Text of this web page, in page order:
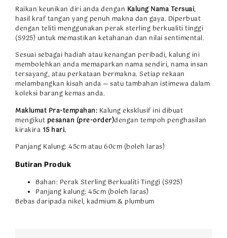
Raikan keunikan diri anda dengan Kalung Nama Tersuai,
hasil kraf tangan yang penuh makna dan gaya. Diperbuat
dengan teliti menggunakan perak sterling berkualiti tinggi
(S925) untuk memastikan ketahanan dan nilai sentimental.
Sesuai sebagai hadiah atau kenangan peribadi, kalung ini
membolehkan anda memaparkan nama sendiri, nama insan
tersayang, atau perkataan bermakna. Setiap rekaan
melambangkan kisah anda — satu tambahan istimewa dalam
koleksi barang kemas anda.
Maklumat Pra-tempahan: Kalung eksklusif ini dibuat
mengikut pesanan (pre-order)dengan tempoh penghasilan
kirakira 15 hari.
Panjang Kalung: 45cm atau 60cm (boleh laras)
Butiran Produk
Bahan: Perak Sterling Berkualiti Tinggi (S925)
Panjang kalung: 45cm (boleh laras)
Bebas daripada nikel, kadmium & plumbum